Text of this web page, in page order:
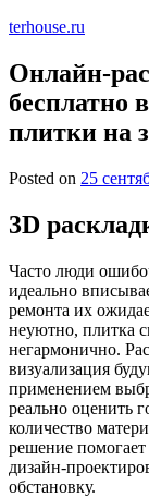
terhouse.ru
Онлайн-
бесплатно
плитки на
Posted on 25
3D
Часто люди
идеально
ремонта их
неуютно, плитка
негармонично.
визуализация
применением
реально оценить
количество
решение
дизайн-
обстановку.